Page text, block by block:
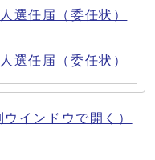
選任届（委任状）
選任届（委任状）
ウインドウで開く）